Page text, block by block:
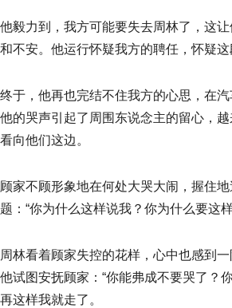
他毅力到，我方可能要失去周林了，这
和不安。他运行怀疑我方的聘任，怀疑这
终于，他再也完结不住我方的心思，在汽
他的哭声引起了周围东说念主的留心，
看向他们这边。
顾家不顾形象地在何处大哭大闹，握住
题：“你为什么这样说我？你为什么要这
周林看着顾家失控的花样，心中也感到一
他试图安抚顾家：“你能弗成不要哭了？
再这样我就走了。